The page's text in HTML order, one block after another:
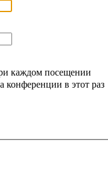
каждом посещении
в этот раз